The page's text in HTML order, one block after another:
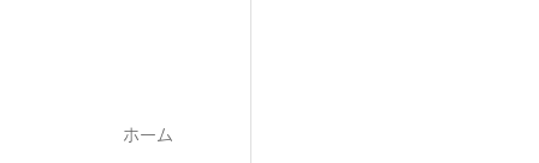
ホーム